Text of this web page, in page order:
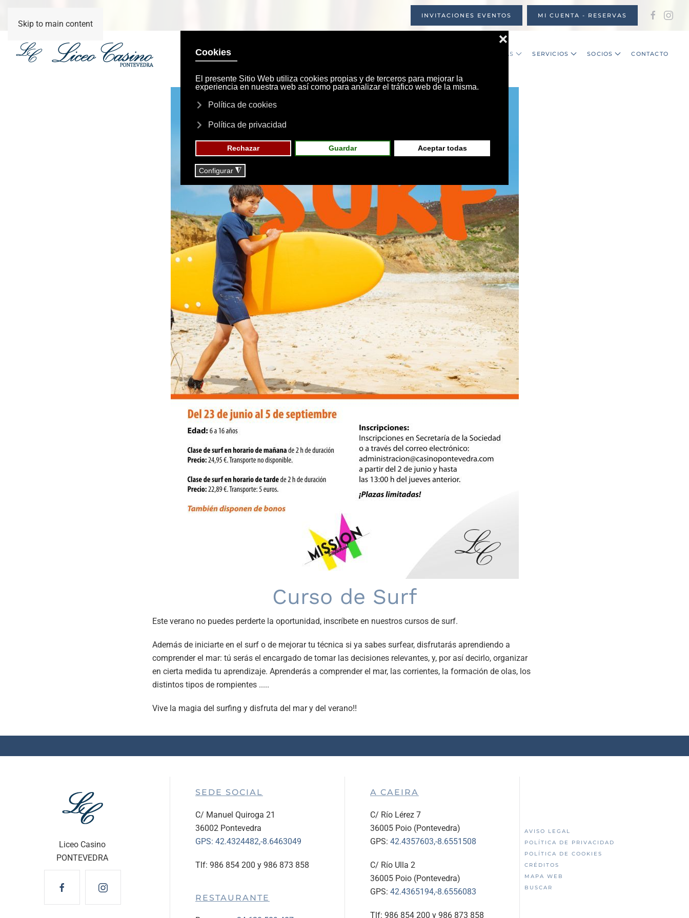
Skip to main content
INVITACIONES EVENTOS MI CUENTA - RESERVAS
NOTICIAS SERVICIOS SOCIOS CONTACTO
Curso de Surf
Este verano no puedes perderte la oportunidad, inscríbete en nuestros cursos de surf.
Además de iniciarte en el surf o de mejorar tu técnica si ya sabes surfear, disfrutarás aprendiendo a
comprender el mar: tú serás el encargado de tomar las decisiones relevantes, y, por así decirlo, organizar
en cierta medida tu aprendizaje. Aprenderás a comprender el mar, las corrientes, la formación de olas, los
distintos tipos de rompientes .....
Vive la magia del surfing y disfruta del mar y del verano!!
Liceo Casino
PONTEVEDRA
SEDE SOCIAL
C/ Manuel Quiroga 21
36002 Pontevedra
GPS: 42.4324482,-8.6463049
Tlf: 986 854 200 y 986 873 858
RESTAURANTE
A CAEIRA
C/ Río Lérez 7
36005 Poio (Pontevedra)
GPS: 42.4357603,-8.6551508
C/ Río Ulla 2
36005 Poio (Pontevedra)
GPS: 42.4365194,-8.6556083
Tlf: 986 854 200 y 986 873 858
AVISO LEGAL
POLÍTICA DE PRIVACIDAD
POLÍTICA DE COOKIES
CRÉDITOS
MAPA WEB
BUSCAR